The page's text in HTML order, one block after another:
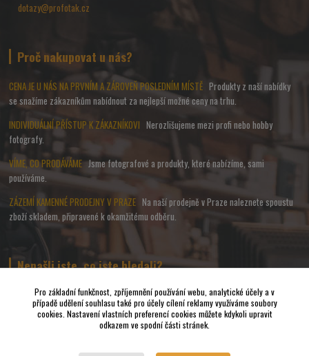
dotazy@profotak.cz
Proč nakupovat u nás?
CENA JE U NÁS NA PRVNÍM A ZÁROVEŇ POSLEDNÍM MÍSTĚ Produkty z naší nabídky
se snažíme zákazníkům nabídnout za nejlepší možné ceny na trhu.
INDIVIDUÁLNÍ PŘÍSTUP K ZÁKAZNÍKOVINerozlišujeme mezi profi nebo hobby
fotografy.
VÍME, CO PRODÁVÁMEJsme fotografové a produkty, které nabízíme, sami
používáme.
ZÁZEMÍ KAMENNÉ PRODEJNY V PRAZENa naší prodejně v Praze naleznete spoustu
zboží skladem, připravené k okamžitému odběru.
Nenašli jste, co jste hledali?
Napište nám a pokusíme se udělat vše, abychom pro Vás sehnali to
nejvhodnější FOTO a VIDEO příslušenství.
Pro základní funkčnost, zpříjemnění používání webu, analytické účely a v
případě udělení souhlasu také pro účely cílení reklamy využíváme soubory
cookies. Nastavení vlastních preferencí cookies můžete kdykoli upravit
odkazem ve spodní části stránek.